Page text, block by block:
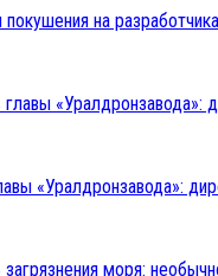
на
«Уралдронзавода»: